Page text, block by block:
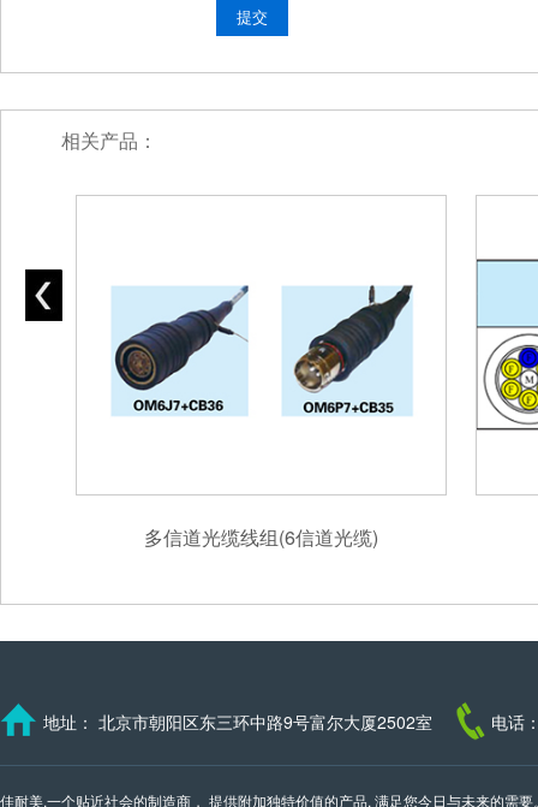
相关产品：
多信道光缆线组(6信道光缆)
地址： 北京市朝阳区东三环中路9号富尔大厦2502室 电话
佳耐美,一个贴近社会的制造商， 提供附加独特价值的产品, 满足您今日与未来的需